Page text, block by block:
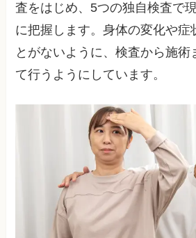
査をはじめ、5つの独自検査で
に把握します。身体の変化や症
とがないように、検査から施術
て行うようにしています。